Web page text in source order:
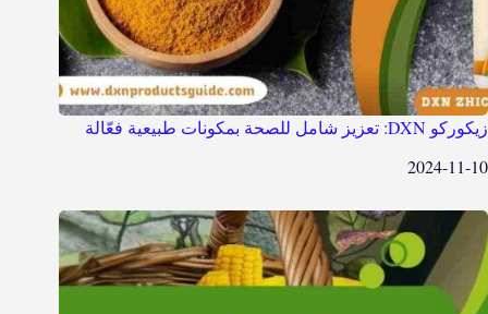
زيكوركو DXN: تعزيز شامل للصحة بمكونات طبيعية فعّالة
2024-11-10